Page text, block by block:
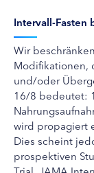
Intervall-Fasten
Wir
Modifikationen,
und/oder
16/8 bedeutet:
wird propagiert
Dies scheint
prospektiven